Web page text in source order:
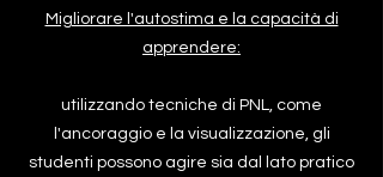
Migliorare l'autostima e la capacità di
apprendere:
utilizzando tecniche di PNL, come
l'ancoraggio e la visualizzazione, gli
studenti possono agire sia dal lato pratico